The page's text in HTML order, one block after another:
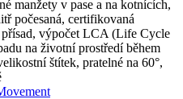
manžety v pase a na kotnících,
počesaná, certifikovaná
výpočet LCA (Life Cycle
na životní prostředí během
štítek, pratelné na 60°,